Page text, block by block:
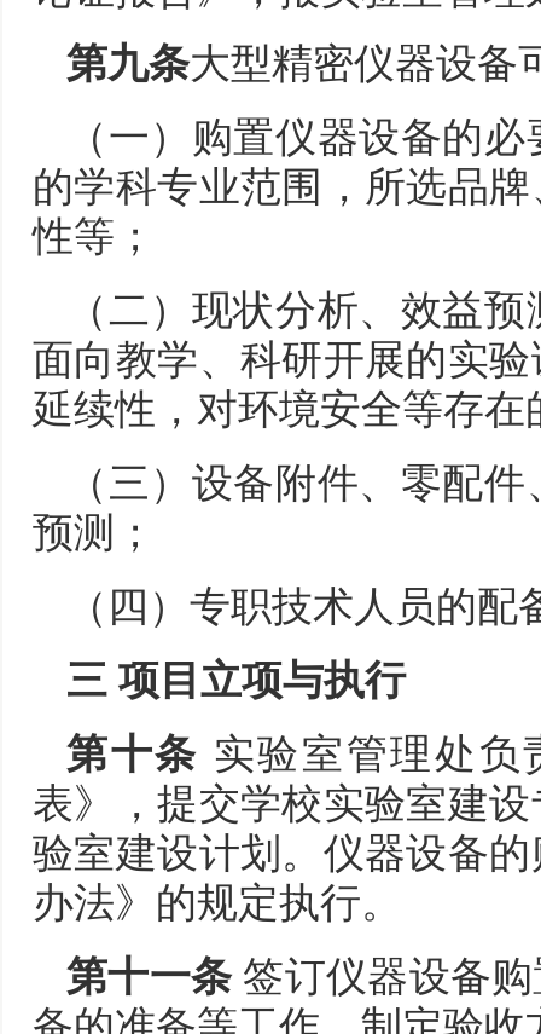
第九条大型精密仪器设备
（一）购置仪器设备的
的学科专业范围，所选品
性等；
（二）现状分析、效益
面向教学、科研开展的实
延续性，对环境安全等存在
（三）设备附件、零配
预测；
（四）专职技术人员的
三 项目立项与执行
第十条 实验室管理处负
表》，提交学校实验室建
验室建设计划。仪器设备
办法》的规定执行。
第十一条签订仪器设备购